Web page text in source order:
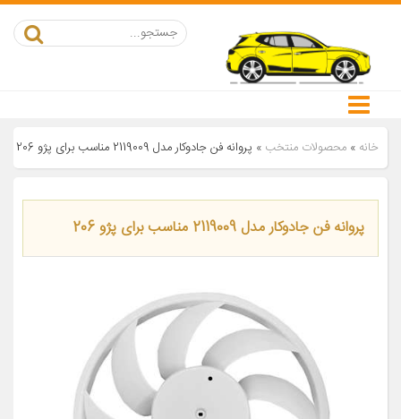
خانه » محصولات منتخب » پروانه فن جادوکار مدل 2119009 مناسب برای پژو 206
پروانه فن جادوکار مدل 2119009 مناسب برای پژو 206